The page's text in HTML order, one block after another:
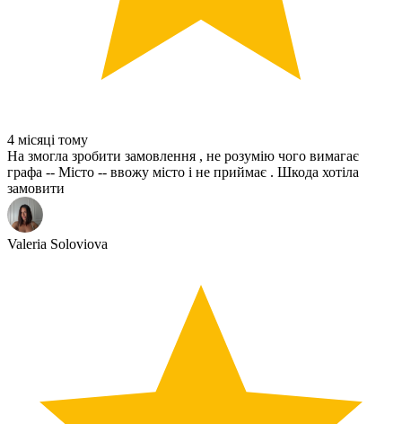
4 місяці тому
На змогла зробити замовлення , не розумію чого вимагає
графа -- Місто -- ввожу місто і не приймає . Шкода хотіла
замовити
Valeria Soloviova